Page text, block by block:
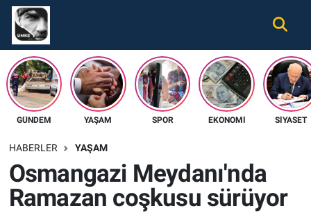
GÜNDEM YAŞAM SPOR EKONOMI SIYASET
HABERLER YAŞAM
Osmangazi Meydanı'nda
Ramazan coşkusu sürüyor
Gündem
Ekonomi
Spor
Tüm Haberler
Nöbetçi Eczaneler
Hava Durumu
Namaz Vakitleri
Süper Lig Puan Durumu ve Fikstür